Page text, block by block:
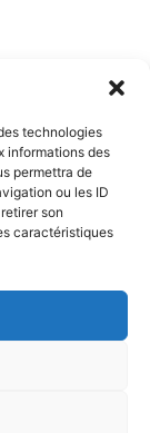
technologies
informations des
permettra de
ou les ID
son
caractéristiques